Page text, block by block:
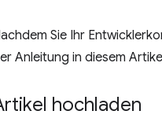
Sie Ihr
Anleitung in diesem
hochladen